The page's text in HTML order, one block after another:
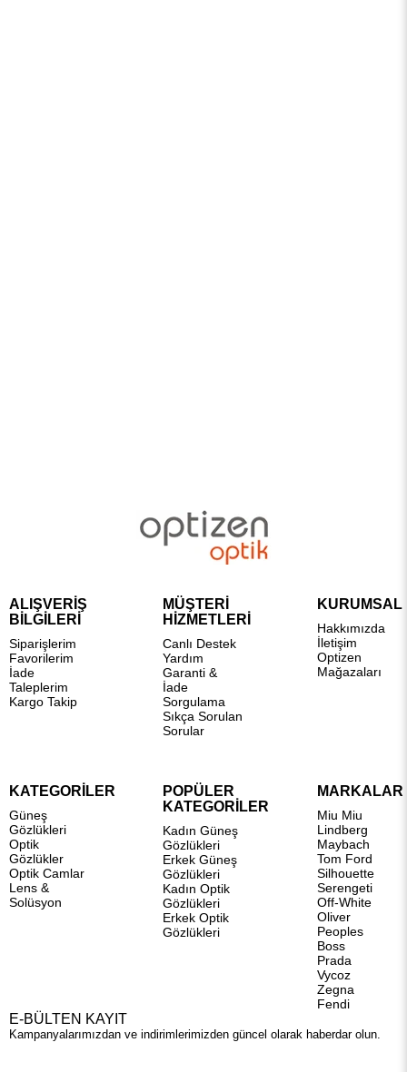
ALIŞVERİŞ
BİLGİLERİ
Siparişlerim
Favorilerim
İade
Taleplerim
Kargo Takip
MÜŞTERİ
HİZMETLERİ
Canlı Destek
Yardım
Garanti &
İade
Sorgulama
Sıkça Sorulan
Sorular
KURUMSAL
Hakkımızda
İletişim
Optizen
Mağazaları
KATEGORİLER
Güneş
Gözlükleri
Optik
Gözlükler
Optik Camlar
Lens &
Solüsyon
POPÜLER
KATEGORİLER
Kadın Güneş
Gözlükleri
Erkek Güneş
Gözlükleri
Kadın Optik
Gözlükleri
Erkek Optik
Gözlükleri
MARKALAR
Miu Miu
Lindberg
Maybach
Tom Ford
Silhouette
Serengeti
Off-White
Oliver
Peoples
Boss
Prada
Vycoz
Zegna
Fendi
E-BÜLTEN KAYIT
Kampanyalarımızdan ve indirimlerimizden güncel olarak haberdar olun.